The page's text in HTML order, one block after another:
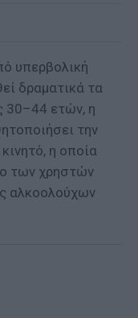
υπερβολική
δραματικά τα
30–44 ετών, η
την
η οποία
των χρηστών
αλκοολούχων